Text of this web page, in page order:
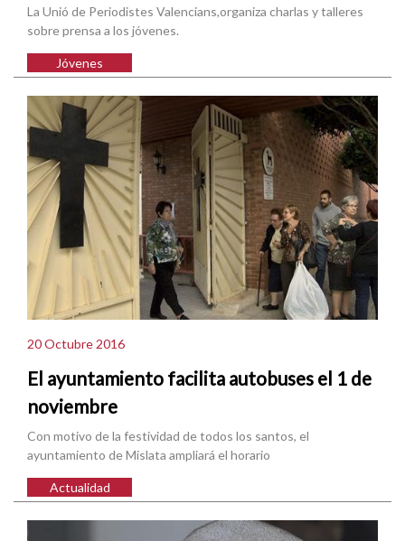
La Unió de Periodistes Valencians,organiza charlas y talleres
sobre prensa a los jóvenes.
Jóvenes
20 Octubre 2016
El ayuntamiento facilita autobuses el 1 de
noviembre
Con motivo de la festividad de todos los santos, el
ayuntamiento de Mislata ampliará el horario
Actualidad